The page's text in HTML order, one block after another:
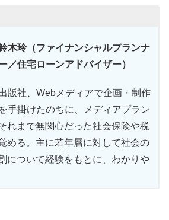
木玲（ファイナンシャルプランナ
／住宅ローンアドバイザー）
版社、Webメディアで企画・制作
を手掛けたのちに、メディアプラン
れまで無関心だった社会保険や税
める。主に若年層に対して社会の
について経験をもとに、わかりや